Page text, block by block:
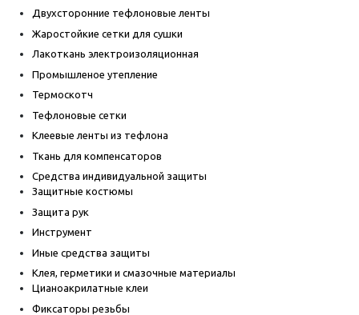
Двухсторонние тефлоновые ленты
Жаростойкие сетки для сушки
Лакоткань электроизоляционная
Промышленое утепление
Термоскотч
Тефлоновые сетки
Клеевые ленты из тефлона
Ткань для компенсаторов
Средства индивидуальной защиты
Защитные костюмы
Защита рук
Инструмент
Иные средства защиты
Клея, герметики и смазочные материалы
Цианоакрилатные клеи
Фиксаторы резьбы